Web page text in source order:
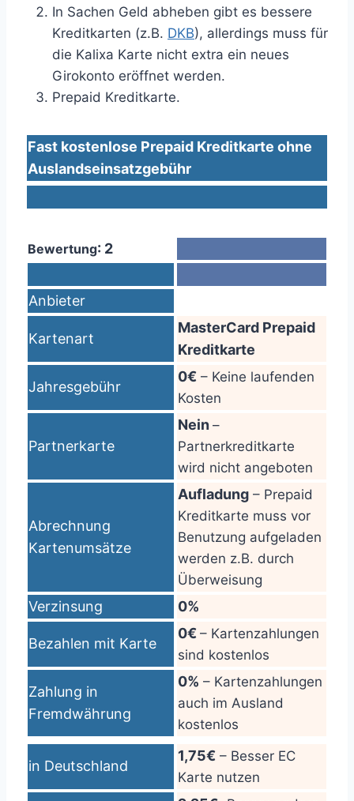
In Sachen Geld abheben gibt es bessere
Kreditkarten (z.B. DKB), allerdings muss für
die Kalixa Karte nicht extra ein neues
Girokonto eröffnet werden.
Prepaid Kreditkarte.
Fast kostenlose Prepaid Kreditkarte ohne
Auslandseinsatzgebühr
Bewertung: 2
Anbieter
Kartenart
MasterCard Prepaid
Kreditkarte
Jahresgebühr
0€ – Keine laufenden
Kosten
Partnerkarte
Nein –
Partnerkreditkarte
wird nicht angeboten
Abrechnung
Kartenumsätze
Aufladung – Prepaid
Kreditkarte muss vor
Benutzung aufgeladen
werden z.B. durch
Überweisung
Verzinsung 0%
Bezahlen mit Karte
0€ – Kartenzahlungen
sind kostenlos
Zahlung in
Fremdwährung
0% – Kartenzahlungen
auch im Ausland
kostenlos
in Deutschland
1,75€ – Besser EC
Karte nutzen